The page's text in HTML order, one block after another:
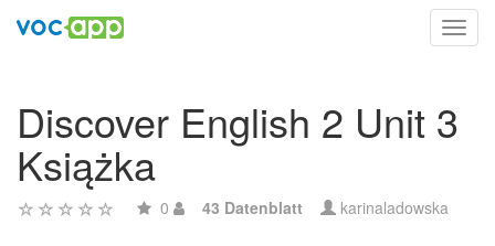
Discover English 2 Unit 3
Książka
0 43 Datenblatt karinaladowska